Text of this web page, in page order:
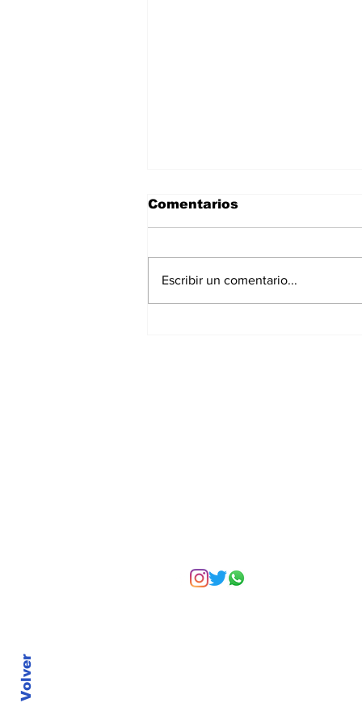
Comentarios
Escribir un comentario...
Volver